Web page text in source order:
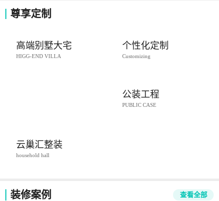
尊享定制
高端别墅大宅
HIGG-END VILLA
个性化定制
Customizing
公装工程
PUBLIC CASE
云巢汇整装
household hall
装修案例 查看全部